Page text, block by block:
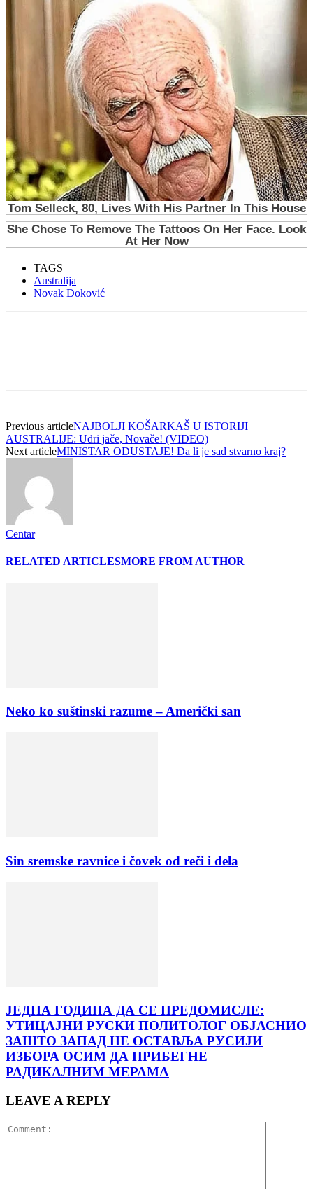
TAGS
Australija
Novak Đoković
Previous articleNAJBOLJI KOŠARKAŠ U ISTORIJI
AUSTRALIJE: Udri jače, Novače! (VIDEO)
Next articleMINISTAR ODUSTAJE! Da li je sad stvarno kraj?
Centar
RELATED ARTICLESMORE FROM AUTHOR
Neko ko suštinski razume – Američki san
Sin sremske ravnice i čovek od reči i dela
ЈЕДНА ГОДИНА ДА СЕ ПРЕДОМИСЛЕ:
УТИЦАЈНИ РУСКИ ПОЛИТОЛОГ ОБЈАСНИО
ЗАШТО ЗАПАД НЕ ОСТАВЉА РУСИЈИ
ИЗБОРА ОСИМ ДА ПРИБЕГНЕ
РАДИКАЛНИМ МЕРАМА
LEAVE A REPLY